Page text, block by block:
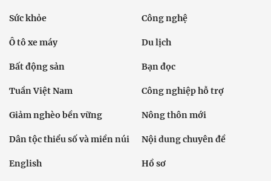
Sức khỏe Công nghệ
Ô tô xe máy Du lịch
Bất động sản Bạn đọc
Tuần Việt Nam Công nghiệp hỗ trợ
Giảm nghèo bền vững Nông thôn mới
Dân tộc thiểu số và miền núi Nội dung chuyên đề
English Hồ sơ